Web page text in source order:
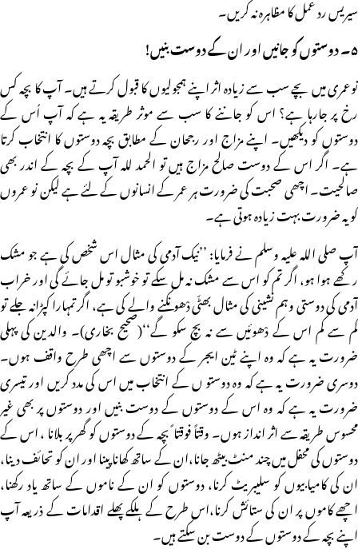
سیریس رد عمل کا مظاہرہ نہ کریں۔
۵۔ دوستوں کو جانیں اور ان کے دوست بنیں!
نوعمری میں بچے سب سے زیادہ اثر اپنے ہمجولیوں کا قبول کرتے ہیں۔ آپ کا بچہ کس
رخ پر جارہا ہے؟ اس کو جاننے کا سب سے موثر طریقہ یہ ہے کہ آپ اُس کے
دوستوں کو دیکھیں۔ اپنے مزاج اور رجحان کے مطابق بچہ دوستوں کا انتخاب کرتا
ہے۔ اگر اس کے دوست صالح مزاج ہیں تو الحمد للہ آپ کے بچہ کے اندر بھی
صالحیت۔ اچھی صحبت کی ضرورت ہر عمر کے انسانوں کے لئے ہے لیکن نو عمروں
کو یہ ضرورت بہت زیادہ ہوتی ہے۔
آپ صلی اللہ علیہ وسلم نے فرمایا: ’’نیک آدمی کی مثال اس شخص کی ہے جو مشک
رکھے ہوا ہو، اگر تم کو اس سے مشک نہ مل سکے تو خوشبو تو مل جائے گی اور خراب
آدمی کی دوستی وہم نشینی کی مثال بھٹّی دْھونکنے والے کی ہے، اگر تمہارا کپڑانہ جلے تو
کم سے کم اس کے دْھوئیں سے نہ بچ سکو گے‘‘(صحیح بخاری)۔ والدین کی پہلی
ضرورت یہ ہے کہ وہ اپنے ٹین ایجر کے دوستوں سے اچھی طرح واقف ہوں۔
دوسری ضرورت یہ ہے کہ وہ دوستو ں کے انتخاب میں اس کی مدد کریں اور تیسری
ضرورت یہ ہے کہ وہ اس کے دوستوں کے دوست بنیں اور دوستوں پر بھی غیر
محسوس طریقہ سے اثر انداز ہوں۔ وقتاً فوقتا ً بچہ کے دوستوں کو گھر پر بلانا ، اس کے
دوستوں کی محفل میں چند منٹ بیٹھ جانا،ان کے ساتھ کھانا پینا اور ان کو تحائف دینا،
ان کی کامیابیوں کو سلیبریٹ کرنا، دوستوں کو ان کے ناموں کے ساتھ یاد رکھنا،
اچھے کاموں پر ان کی ستائش کرنا،اس طرح کے ہلکے پھلے اقدامات کے ذریعہ آپ
اپنے بچہ کے دوستوں کے دوست بن سکتے ہیں۔